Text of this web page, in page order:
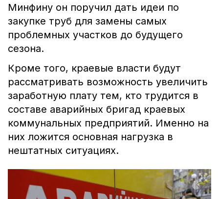
Минфину он поручил дать идеи по
закупке труб для замены самых
проблемных участков до будущего
сезона.
Кроме того, краевые власти будут
рассматривать возможность увеличить
заработную плату тем, кто трудится в
составе аварийных бригад краевых
коммунальных предприятий. Именно на
них ложится основная нагрузка в
нештатных ситуациях.